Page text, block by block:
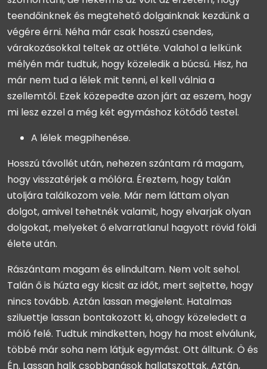
teendőinknek és megtehető dolgainknak kezdünk a
végére érni. Néha már csak hosszú csendes,
várakozásokkal teltek az ottléte. Valahol a lelkünk
mélyén már tudtuk, hogy közeledik a búcsú. Hisz, ha
már nem tud a lélek mit tenni, el kell válnia a
szellemtől. Ezek közepedte azon járt az eszem, hogy
mi lesz ezzel a még két egymáshoz kötődő testel.
A lélek megpihenése.
Hosszú távollét után, nehezen szántam rá magam,
hogy visszatérjek a mólóra. Éreztem, hogy talán
utoljára találkozom vele. Már nem láttam olyan
dolgot, amivel tehetnék valamit, hogy elvarjak olyan
dolgokat, melyeket ő elvarratlanul hagyott rövid földi
élete után.
Rászántam magam és elindultam. Nem volt sehol.
Talán ő is húzta egy kicsit az időt, mert sejtette, hogy
nincs tovább. Aztán lassan megjelent. Hatalmas
sziluettje lassan bontakozott ki, ahogy közeledett a
móló felé. Tudtuk mindketten, hogy ha most elválunk,
többé már soha nem látjuk egymást. Ott álltunk. Ö és
Én. Lassan halk csobbanások hallatszottak. Aztán,